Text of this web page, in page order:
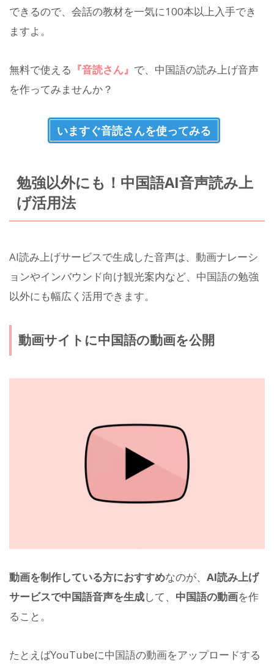
できるので、会話の教材を一気に100本以上入手でき
ますよ。
無料で使える 『音読さん』 で、中国語の読み上げ音声
を作ってみませんか？
いますぐ音読さんを使ってみる
勉強以外にも！中国語AI音声読み上
げ活用法
AI読み上げサービスで生成した音声は、動画ナレーシ
ョンやインバウンド向け観光案内など、中国語の勉強
以外にも幅広く活用できます。
動画サイトに中国語の動画を公開
動画を制作している方におすすめなのが、 AI読み上げ
サービスで中国語音声を生成して、 中国語の動画を作
ること。
たとえばYouTubeに中国語の動画をアップロードする